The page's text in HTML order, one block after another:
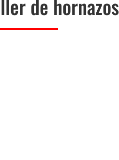
de hornazos